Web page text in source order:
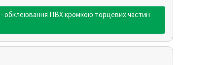
- обклеювання ПВХ кромкою торцевих частин